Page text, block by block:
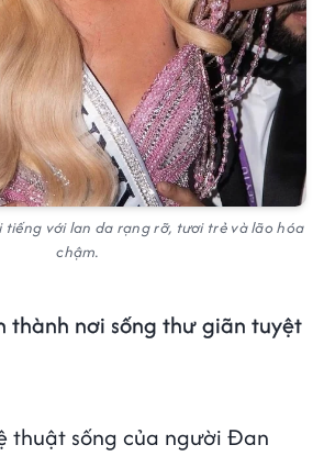
với lan da rạng rỡ, tươi trẻ và lão hóa
chậm.
thành nơi sống thư giãn tuyệt
thuật sống của người Đan